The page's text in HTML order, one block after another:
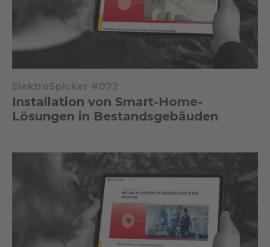
ElektroSpicker #072
Installation von Smart-Home-
Lösungen in Bestandsgebäuden